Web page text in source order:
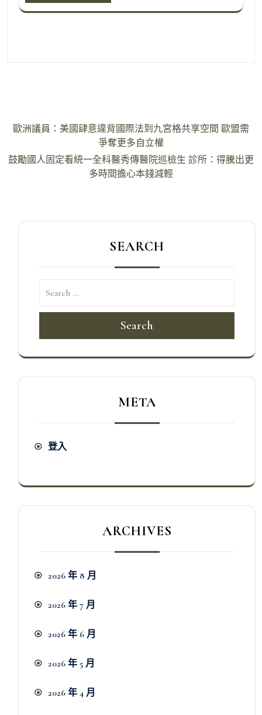
文
導
歐洲議員：美國肆意違背國際法到九宮格共享空間 歐盟需
爭奪更多自立權
鼓勵國人固定看統一全科醫秀傳醫院巡檢生 診所：得騰出更
多時間擔心本錢減輕
SEARCH
Search
META
登入
ARCHIVES
2026 年 8 月
2026 年 7 月
2026 年 6 月
2026 年 5 月
2026 年 4 月